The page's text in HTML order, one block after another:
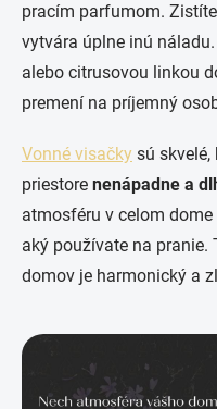
pracím parfumom.
vytvára úplne inú
alebo citrusovou linkou
premení na príjemný
Vonné visačky sú skvelé,
priestore nenápadne a
atmosféru v celom
aký používate na pranie.
domov je harmonický a